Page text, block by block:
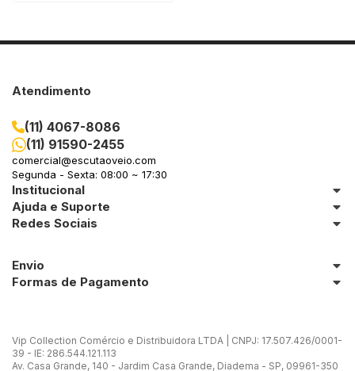
Atendimento
(11) 4067-8086
(11) 91590-2455
comercial@escutaoveio.com
Segunda - Sexta: 08:00 ~ 17:30
Institucional
Ajuda e Suporte
Redes Sociais
Envio
Formas de Pagamento
Vip Collection Comércio e Distribuidora LTDA | CNPJ: 17.507.426/0001-
39 - IE: 286.544.121.113
Av. Casa Grande, 140 - Jardim Casa Grande, Diadema - SP, 09961-350